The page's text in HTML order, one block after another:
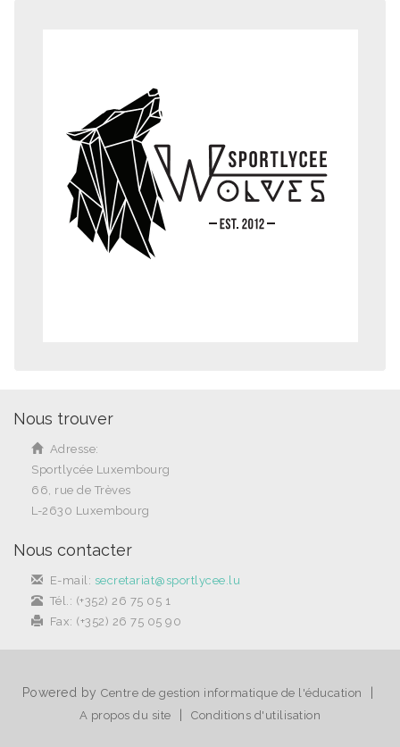
Nous trouver
Adresse:
Sportlycée Luxembourg
66, rue de Trèves
L-2630 Luxembourg
Nous contacter
E-mail: secretariat@sportlycee.lu
Tél.: (+352) 26 75 05 1
Fax: (+352) 26 75 05 90
Powered by Centre de gestion informatique de l'éducation
A propos du site Conditions d'utilisation